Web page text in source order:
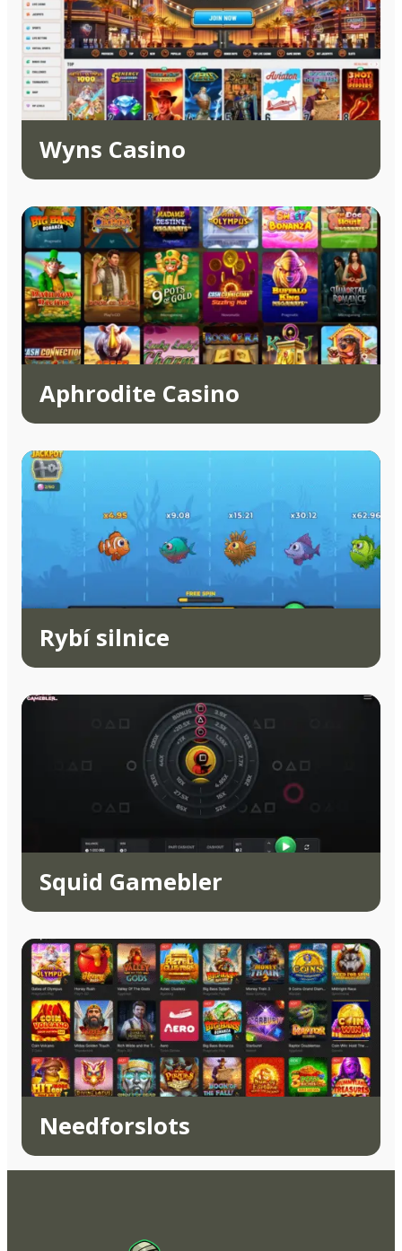
Wyns Casino
Aphrodite Casino
Rybí silnice
Squid Gamebler
Needforslots